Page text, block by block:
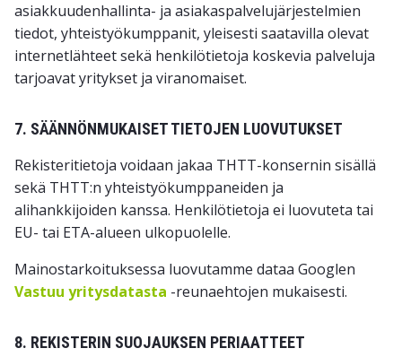
asiakkuudenhallinta- ja asiakaspalvelujärjestelmien
tiedot, yhteistyökumppanit, yleisesti saatavilla olevat
internetlähteet sekä henkilötietoja koskevia palveluja
tarjoavat yritykset ja viranomaiset.
7. SÄÄNNÖNMUKAISET TIETOJEN LUOVUTUKSET
Rekisteritietoja voidaan jakaa THTT-konsernin sisällä
sekä THTT:n yhteistyökumppaneiden ja
alihankkijoiden kanssa. Henkilötietoja ei luovuteta tai
EU- tai ETA-alueen ulkopuolelle.
Mainostarkoituksessa luovutamme dataa Googlen
Vastuu yritysdatasta -reunaehtojen mukaisesti.
8. REKISTERIN SUOJAUKSEN PERIAATTEET